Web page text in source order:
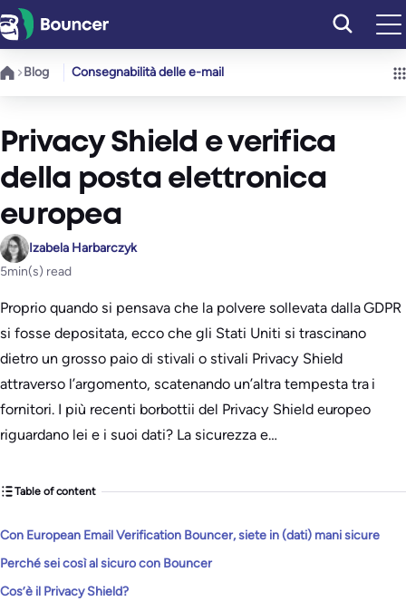
Vai
al
contenuto
Blog Consegnabilità delle e-mail
Privacy Shield e verifica
della posta elettronica
europea
Izabela Harbarczyk
5min(s) read
Proprio quando si pensava che la polvere sollevata dalla GDPR
si fosse depositata, ecco che gli Stati Uniti si trascinano
dietro un grosso paio di stivali o stivali Privacy Shield
attraverso l’argomento, scatenando un’altra tempesta tra i
fornitori. I più recenti borbottii del Privacy Shield europeo
riguardano lei e i suoi dati? La sicurezza e…
Table of content
Con European Email Verification Bouncer, siete in (dati) mani sicure
Perché sei così al sicuro con Bouncer
Cos’è il Privacy Shield?